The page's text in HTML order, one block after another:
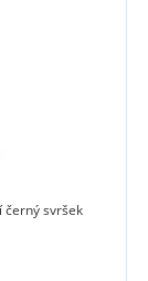
černý svršek